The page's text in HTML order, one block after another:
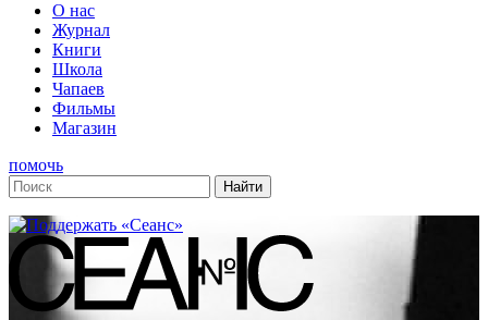
О нас
Журнал
Книги
Школа
Чапаев
Фильмы
Магазин
помочь